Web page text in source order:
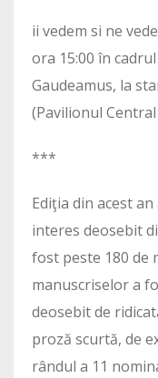
ii vedem si ne
ora 15:00 în
Gaudeamus, la
(Pavilionul
***
Ediţia din acest
interes deosebit
fost peste 180 de
manuscriselor a
deosebit de
proză scurtă, de
rândul a 11